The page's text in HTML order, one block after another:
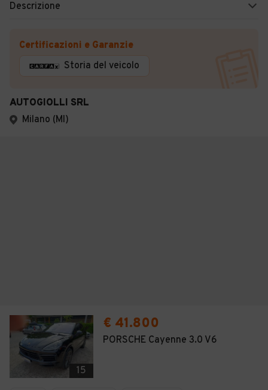
Descrizione
Certificazioni e Garanzie
Storia del veicolo
AUTOGIOLLI SRL
Milano (MI)
15
€ 41.800
PORSCHE Cayenne 3.0 V6